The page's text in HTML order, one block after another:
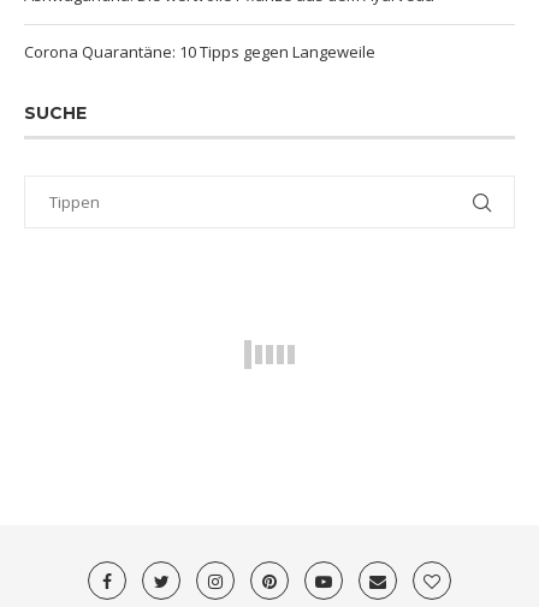
Corona Quarantäne: 10 Tipps gegen Langeweile
SUCHE